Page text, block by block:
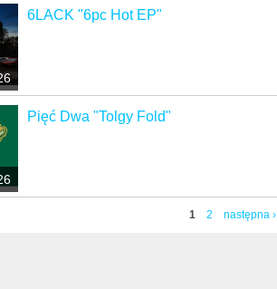
6LACK "6pc Hot EP"
Pięć Dwa "Tolgy Fold"
1 2 następna ›